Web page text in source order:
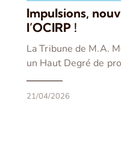
Impulsions,
l’OCIRP !
La Tribune de M.A.
un Haut Degré de
21/04/2026